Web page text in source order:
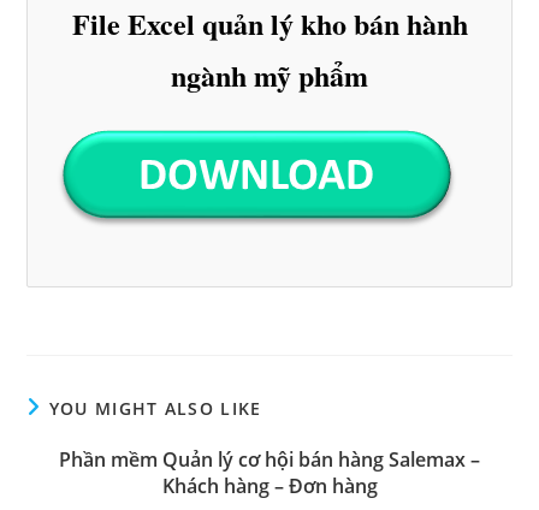
File Excel quản lý kho bán hành
ngành mỹ phẩm
YOU MIGHT ALSO LIKE
Phần mềm Quản lý cơ hội bán hàng Salemax –
Khách hàng – Đơn hàng